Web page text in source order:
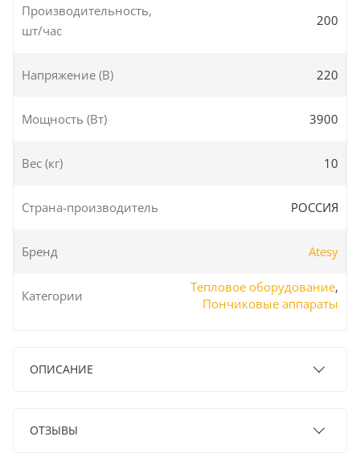
Производительность,
шт/час
200
Напряжение (В) 220
Мощность (Вт) 3900
Вес (кг) 10
Страна-производитель РОССИЯ
Бренд Atesy
Категории
Тепловое оборудование,
Пончиковые аппараты
ОПИСАНИЕ
ОТЗЫВЫ